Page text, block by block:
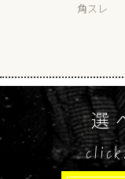
角スレ
選